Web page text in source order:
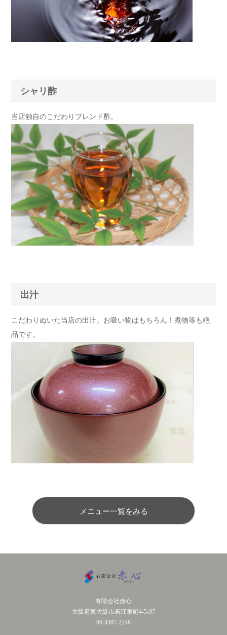
シャリ酢
当店独自のこだわりブレンド酢。
出汁
こだわりぬいた当店の出汁。お吸い物はもちろん！煮物等も絶
品です。
メニュー一覧をみる
有限会社赤心
大阪府東大阪市若江東町4-5-97
06-4307-2248